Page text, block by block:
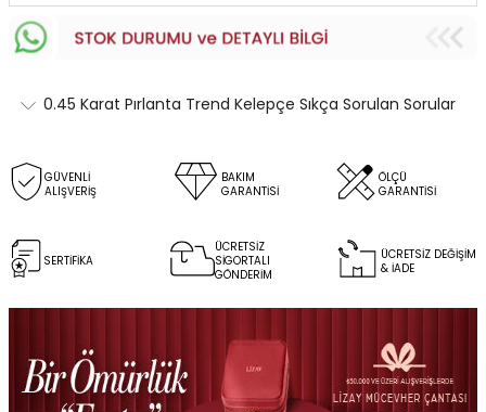
0.45 Karat Pırlanta Trend Kelepçe Sıkça Sorulan Sorular
GÜVENLİ
ALIŞVERİŞ
BAKIM
GARANTİSİ
ÖLÇÜ
GARANTİSİ
SERTİFİKA
ÜCRETSİZ
SİGORTALI
GÖNDERİM
ÜCRETSİZ DEĞİŞİM
& İADE